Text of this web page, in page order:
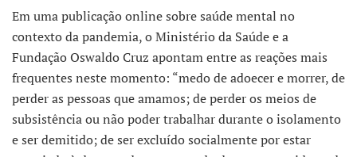
Em uma publicação online sobre saúde mental no
contexto da pandemia, o Ministério da Saúde e a
Fundação Oswaldo Cruz apontam entre as reações mais
frequentes neste momento: “medo de adoecer e morrer, de
perder as pessoas que amamos; de perder os meios de
subsistência ou não poder trabalhar durante o isolamento
e ser demitido; de ser excluído socialmente por estar